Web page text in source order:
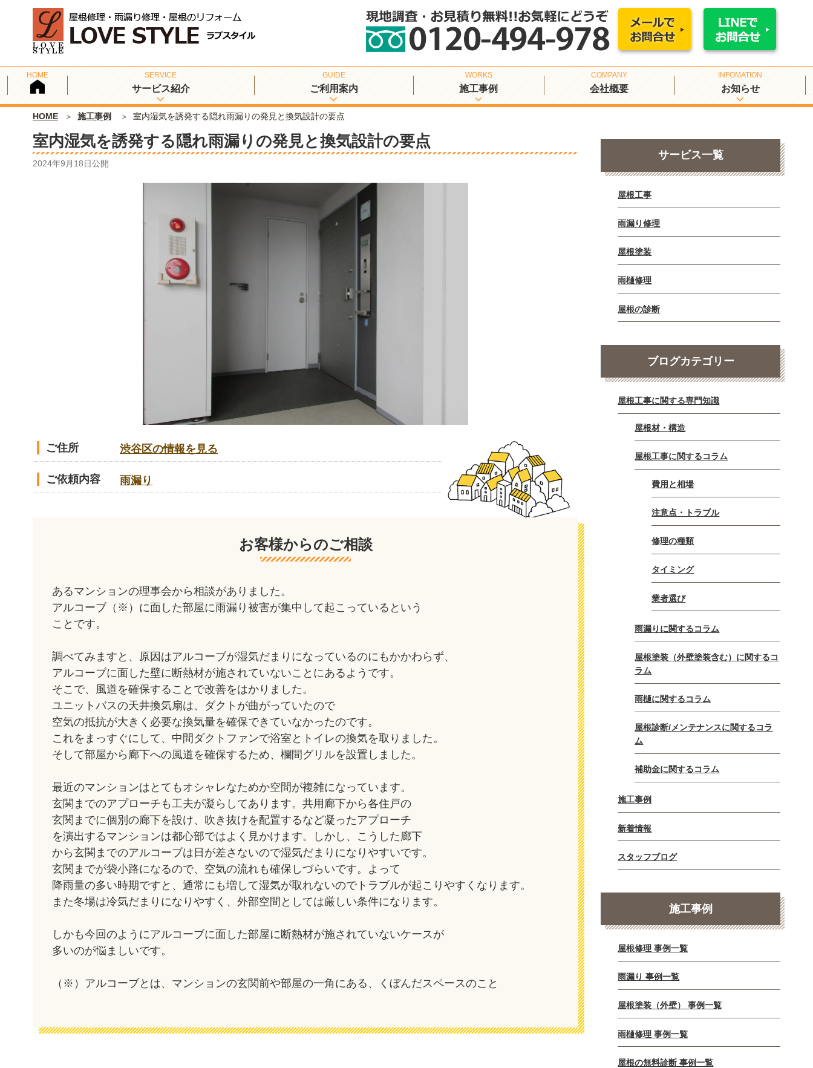
サービス紹介 ご利用案内 施工事例 会社概要 お知らせ
HOME 施工事例 室内湿気を誘発する隠れ雨漏りの発見と換気設計の要点
室内湿気を誘発する隠れ雨漏りの発見と換気設計の要点
2024年9月18日公開
ご住所 渋谷区の情報を見る
ご依頼内容 雨漏り
お客様からのご相談
あるマンションの理事会から相談がありました。
アルコーブ（※）に面した部屋に雨漏り被害が集中して起こっているという
ことです。
調べてみますと、原因はアルコーブが湿気だまりになっているのにもかかわらず、
アルコーブに面した壁に断熱材が施されていないことにあるようです。
そこで、風道を確保することで改善をはかりました。
ユニットバスの天井換気扇は、ダクトが曲がっていたので
空気の抵抗が大きく必要な換気量を確保できていなかったのです。
これをまっすぐにして、中間ダクトファンで浴室とトイレの換気を取りました。
そして部屋から廊下への風道を確保するため、欄間グリルを設置しました。
最近のマンションはとてもオシャレなためか空間が複雑になっています。
玄関までのアプローチも工夫が凝らしてあります。共用廊下から各住戸の
玄関までに個別の廊下を設け、吹き抜けを配置するなど凝ったアプローチ
を演出するマンションは都心部ではよく見かけます。しかし、こうした廊下
から玄関までのアルコーブは日が差さないので湿気だまりになりやすいです。
玄関までが袋小路になるので、空気の流れも確保しづらいです。よって
降雨量の多い時期ですと、通常にも増して湿気が取れないのでトラブルが起こりやすくなります。
また冬場は冷気だまりになりやすく、外部空間としては厳しい条件になります。
しかも今回のようにアルコーブに面した部屋に断熱材が施されていないケースが
多いのが悩ましいです。
（※）アルコーブとは、マンションの玄関前や部屋の一角にある、くぼんだスペースのこと
サービス一覧
屋根工事
雨漏り修理
屋根塗装
雨樋修理
屋根の診断
ブログカテゴリー
屋根工事に関する専門知識
屋根材・構造
屋根工事に関するコラム
費用と相場
注意点・トラブル
修理の種類
タイミング
業者選び
雨漏りに関するコラム
屋根塗装（外壁塗装含む）に関するコ
ラム
雨樋に関するコラム
屋根診断/メンテナンスに関するコラ
ム
補助金に関するコラム
施工事例
新着情報
スタッフブログ
施工事例
屋根修理 事例一覧
雨漏り 事例一覧
屋根塗装（外壁） 事例一覧
雨樋修理 事例一覧
屋根の無料診断 事例一覧